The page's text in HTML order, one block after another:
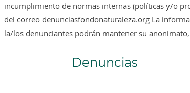
incumplimiento de normas internas (políticas y/o
del correo denunciasfondonaturaleza.org La
la/los denunciantes podrán mantener su
Denuncias